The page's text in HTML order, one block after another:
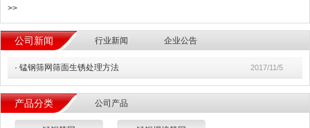
>>
公司新闻 行业新闻 企业公告
· 锰钢筛网筛面生锈处理方法 2017/11/5
产品分类 公司产品